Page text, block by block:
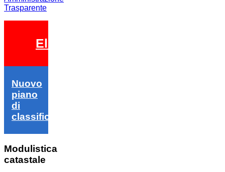
Trasparente
Elezioni 2026
Nuovo
piano
di
classifica
Modulistica
catastale